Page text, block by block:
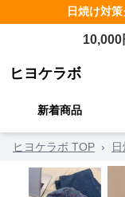
日焼け対
10,000
ヒヨケラボ
新着商品
ヒヨケラボ TOP ›